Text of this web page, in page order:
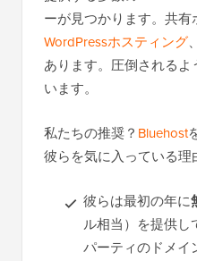
ーが見つかります。共有
WordPressホスティング
あります。圧倒される
います。
私たちの推奨？ Bluehost
彼らを気に入っている理
彼らは最初の年に
ル相当）を提供し
パーティのドメイ